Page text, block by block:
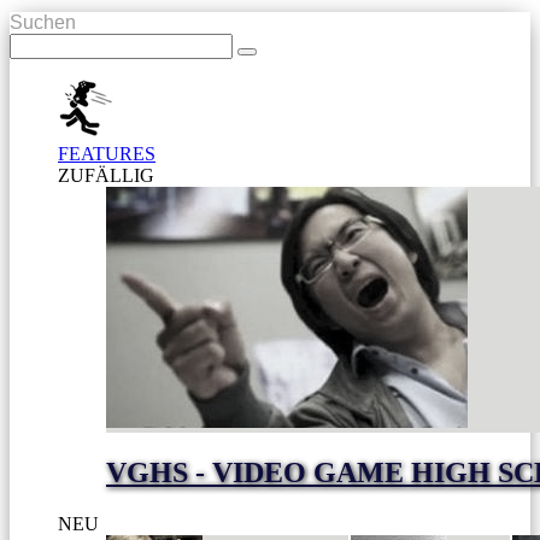
Suchen
FEATURES
ZUFÄLLIG
VGHS - VIDEO GAME HIGH
NEU